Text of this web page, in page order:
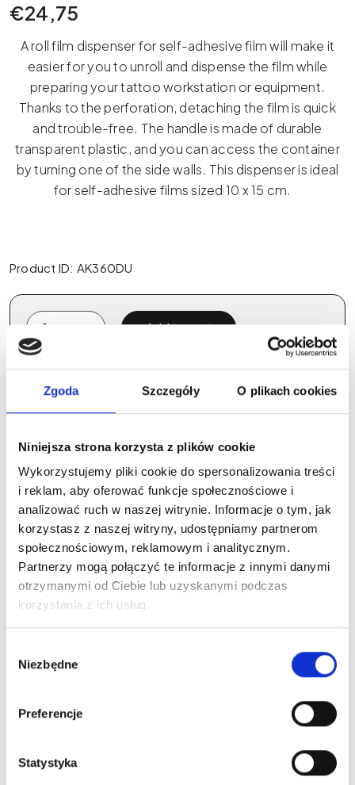
Zgoda Szczegóły O plikach cookies
Niniejsza strona korzysta z plików cookie
Wykorzystujemy pliki cookie do spersonalizowania treści
i reklam, aby oferować funkcje społecznościowe i
analizować ruch w naszej witrynie. Informacje o tym, jak
korzystasz z naszej witryny, udostępniamy partnerom
społecznościowym, reklamowym i analitycznym.
Partnerzy mogą połączyć te informacje z innymi danymi
otrzymanymi od Ciebie lub uzyskanymi podczas
korzystania z ich usług.
zgody
Niezbędne
Preferencje
Statystyka
€24,75
A roll film dispenser for self-adhesive film will make it
easier for you to unroll and dispense the film while
preparing your tattoo workstation or equipment.
Thanks to the perforation, detaching the film is quick
and trouble-free. The handle is made of durable
transparent plastic, and you can access the container
by turning one of the side walls. This dispenser is ideal
for self-adhesive films sized 10 x 15 cm.
Product ID: AK360DU
Roll
film
dispenser
Add to cart
New on our blog